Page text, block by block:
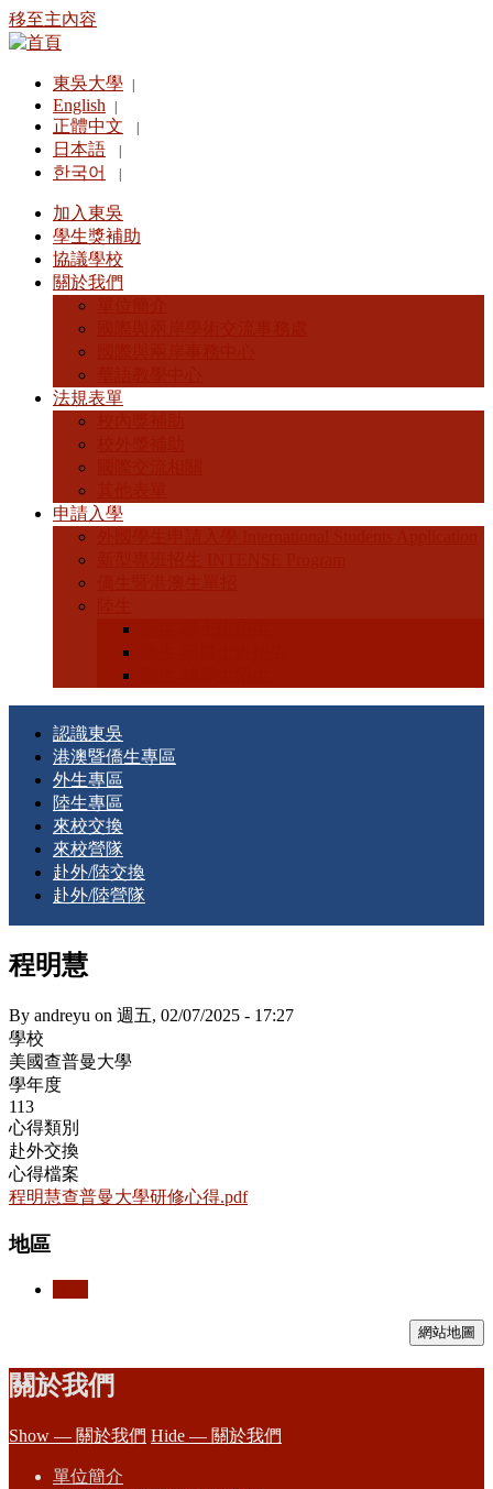
移至主內容
東吳大學
English
正體中文
日本語
한국어
加入東吳
學生獎補助
協議學校
關於我們
法規表單
申請入學
認識東吳
港澳暨僑生專區
外生專區
陸生專區
來校交換
來校營隊
赴外/陸交換
赴外/陸營隊
程明慧
By andreyu on 週五, 02/07/2025 - 17:27
學校
美國查普曼大學
學年度
113
心得類別
赴外交換
心得檔案
程明慧查普曼大學研修心得.pdf
地區
網站地圖
關於我們
Show — 關於我們 Hide — 關於我們
單位簡介